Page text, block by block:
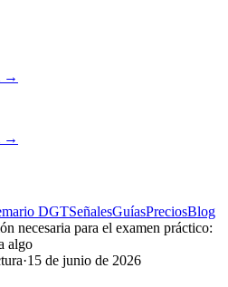
→
→
DGTSeñalesGuíasPreciosBlog
necesaria para el examen práctico:
algo
·15 de junio de 2026